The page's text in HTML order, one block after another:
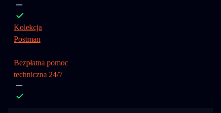
Kolekcja
Postman
Bezpłatna pomoc
techniczna 24/7